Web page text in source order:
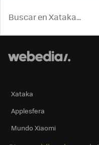
Xataka
Applesfera
Mundo Xiaomi